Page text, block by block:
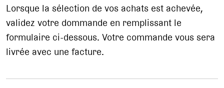
Lorsque la sélection de vos achats est achevée,
validez votre dommande en remplissant le
formulaire ci-dessous. Votre commande vous sera
livrée avec une facture.